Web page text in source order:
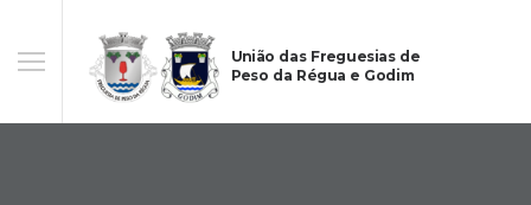
União das Freguesias de
Peso da Régua e Godim